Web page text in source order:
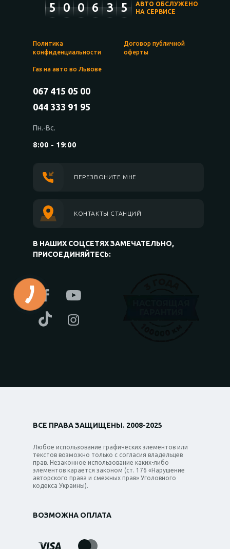
5 0 0 6 3 5
АВТО ОБСЛУЖЕНО
НА СЕРВИСЕ
Политика
конфиденциальности
Договор публичной
оферты
Газ на авто во Львове
067 415 05 00
044 333 91 95
Пн.-Вс.
8:00 - 19:00
ПЕРЕЗВОНИТЕ МНЕ
КОНТАКТЫ СТАНЦИЙ
В НАШИХ СОЦСЕТЯХ ЗАМЕЧАТЕЛЬНО,
ПРИСОЕДИНЯЙТЕСЬ:
ВСЕ ПРАВА ЗАЩИЩЕНЫ. 2008-2025
Любое использование графических элементов или
текстов возможно только с согласия владельцев
прав. Незаконное использование каких-либо
элементов карается законом (ст. 176 «Нарушение
авторского права и смежных прав» Уголовного
кодекса Украины).
ВОЗМОЖНА ОПЛАТА